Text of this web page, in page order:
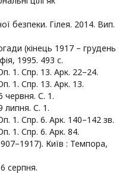
безпеки. Гiлея. 2014. Вип.
(кінець 1917 – грудень
1995. 493 с.
1. Спр. 13. Арк. 22–24.
1. Спр. 13. Арк. 13.
червня. С. 1.
липня. С. 1.
1. Спр. 6. Арк. 140–142 зв.
1. Спр. 6. Арк. 84.
Київ : Темпора,
серпня.